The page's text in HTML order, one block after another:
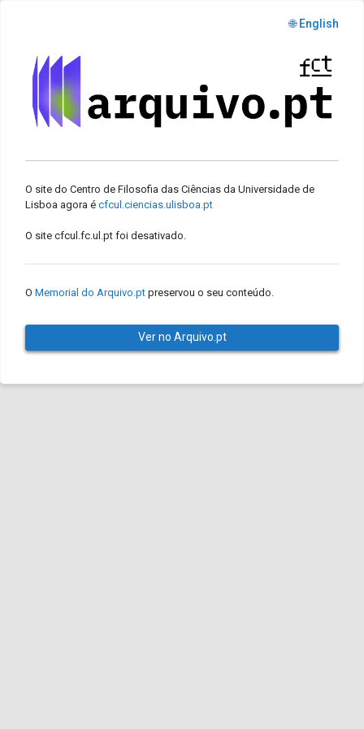
🌐 English
O site do Centro de Filosofia das Ciências da Universidade de
Lisboa agora é cfcul.ciencias.ulisboa.pt
O site cfcul.fc.ul.pt foi desativado.
O Memorial do Arquivo.pt preservou o seu conteúdo.
Ver no Arquivo.pt